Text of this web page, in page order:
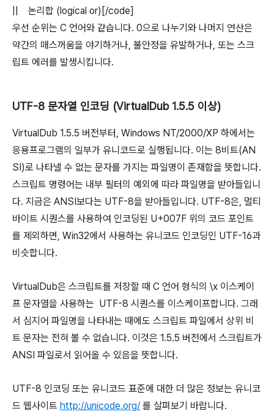
|| 논리합 (logical or)[/code]
우선 순위는 C 언어와 같습니다. 0으로 나누기와 나머지 연산은
약간의 매스꺼움을 야기하거나, 불안정을 유발하거나, 또는 스크
립트 에러를 발생시킵니다.
UTF-8 문자열 인코딩 (VirtualDub 1.5.5 이상)
VirtualDub 1.5.5 버전부터, Windows NT/2000/XP 하에서는
응용프로그램의 일부가 유니코드로 실행됩니다. 이는 8비트(AN
SI)로 나타낼 수 없는 문자를 가지는 파일명이 존재함을 뜻합니다.
스크립트 명령어는 내부 필터의 예외에 따라 파일명을 받아들입니
다. 지금은 ANSI보다는 UTF-8을 받아들입니다. UTF-8은, 멀티
바이트 시퀀스를 사용하여 인코딩된 U+007F 위의 코드 포인트
를 제외하면, Win32에서 사용하는 유니코드 인코딩인 UTF-16과
비슷합니다.
VirtualDub은 스크립트를 저장할 때 C 언어 형식의 \x 이스케이
프 문자열을 사용하는 UTF-8 시퀀스를 이스케이프합니다. 그래
서 심지어 파일명을 나타내는 때에도 스크립트 파일에서 상위 비
트 문자는 전혀 볼 수 없습니다. 이것은 1.5.5 버전에서 스크립트가
ANSI 파일로서 읽어올 수 있음을 뜻합니다.
UTF-8 인코딩 또는 유니코드 표준에 대한 더 많은 정보는 유니코
드 웹사이트 http://unicode.org/ 를 살펴보기 바랍니다.